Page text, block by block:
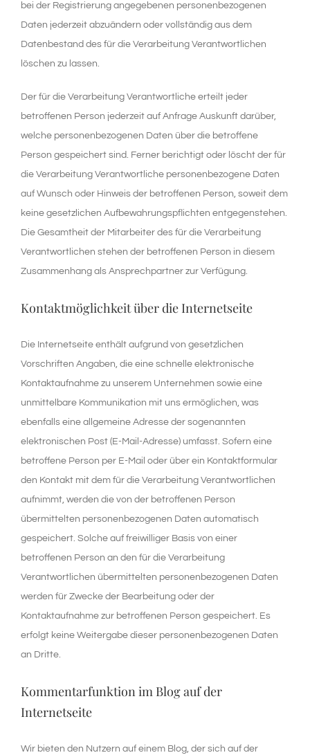
bei der Registrierung angegebenen personenbezogenen
Daten jederzeit abzuändern oder vollständig aus dem
Datenbestand des für die Verarbeitung Verantwortlichen
löschen zu lassen.
Der für die Verarbeitung Verantwortliche erteilt jeder
betroffenen Person jederzeit auf Anfrage Auskunft darüber,
welche personenbezogenen Daten über die betroffene
Person gespeichert sind. Ferner berichtigt oder löscht der für
die Verarbeitung Verantwortliche personenbezogene Daten
auf Wunsch oder Hinweis der betroffenen Person, soweit dem
keine gesetzlichen Aufbewahrungspflichten entgegenstehen.
Die Gesamtheit der Mitarbeiter des für die Verarbeitung
Verantwortlichen stehen der betroffenen Person in diesem
Zusammenhang als Ansprechpartner zur Verfügung.
Kontaktmöglichkeit über die Internetseite
Die Internetseite enthält aufgrund von gesetzlichen
Vorschriften Angaben, die eine schnelle elektronische
Kontaktaufnahme zu unserem Unternehmen sowie eine
unmittelbare Kommunikation mit uns ermöglichen, was
ebenfalls eine allgemeine Adresse der sogenannten
elektronischen Post (E-Mail-Adresse) umfasst. Sofern eine
betroffene Person per E-Mail oder über ein Kontaktformular
den Kontakt mit dem für die Verarbeitung Verantwortlichen
aufnimmt, werden die von der betroffenen Person
übermittelten personenbezogenen Daten automatisch
gespeichert. Solche auf freiwilliger Basis von einer
betroffenen Person an den für die Verarbeitung
Verantwortlichen übermittelten personenbezogenen Daten
werden für Zwecke der Bearbeitung oder der
Kontaktaufnahme zur betroffenen Person gespeichert. Es
erfolgt keine Weitergabe dieser personenbezogenen Daten
an Dritte.
Kommentarfunktion im Blog auf der
Internetseite
Wir bieten den Nutzern auf einem Blog, der sich auf der